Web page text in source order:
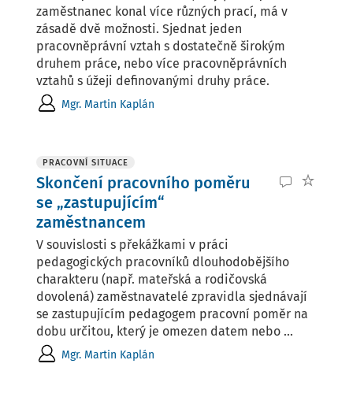
zaměstnanec konal více různých prací, má v
zásadě dvě možnosti. Sjednat jeden
pracovněprávní vztah s dostatečně širokým
druhem práce, nebo více pracovněprávních
vztahů s úžeji definovanými druhy práce.
Mgr. Martin Kaplán
PRACOVNÍ SITUACE
Skončení pracovního poměru
se „zastupujícím“
zaměstnancem
V souvislosti s překážkami v práci
pedagogických pracovníků dlouhodobějšího
charakteru (např. mateřská a rodičovská
dovolená) zaměstnavatelé zpravidla sjednávají
se zastupujícím pedagogem pracovní poměr na
dobu určitou, který je omezen datem nebo ...
Mgr. Martin Kaplán